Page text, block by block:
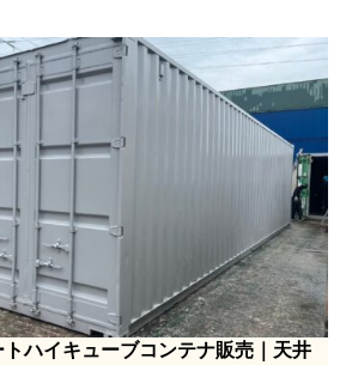
トハイキューブコンテナ販売｜天井